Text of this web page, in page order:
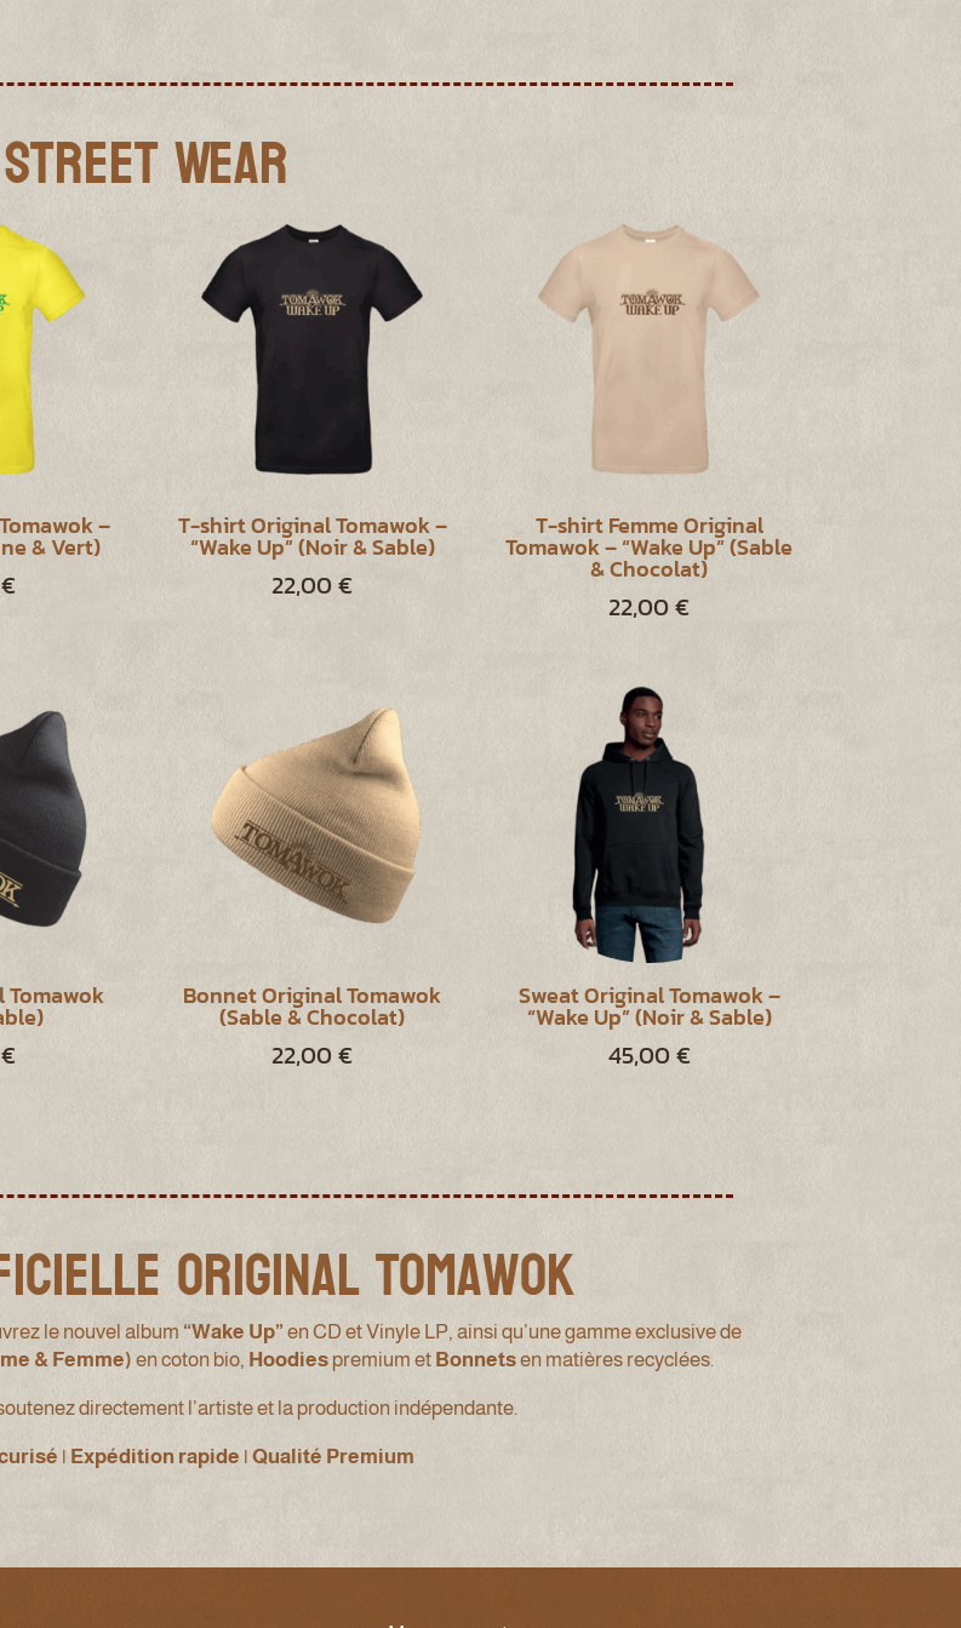
Street Wear
–
& Vert)
€
T-shirt Original Tomawok –
“Wake Up” (Noir & Sable)
22,00€
T-shirt Femme Original
Tomawok – “Wake Up” (Sable
& Chocolat)
22,00€
€
Bonnet Original Tomawok
(Sable & Chocolat)
22,00€
Sweat Original Tomawok –
“Wake Up” (Noir & Sable)
45,00€
Original Tomawok
le nouvel album “Wake Up”en CD et Vinyle LP, ainsi qu’une gamme exclusive de
& Femme) en coton bio, Hoodiespremium et Bonnetsen matières recyclées.
directement l’artiste et la production indépendante.
| Expédition rapide | Qualité Premium